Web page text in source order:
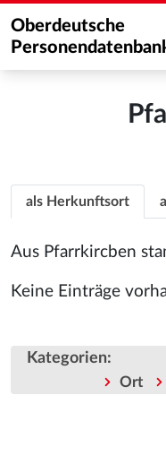
Oberdeutsche
als Herkunftsort
Aus Pfarrkircben
Keine Einträge
Kategorien:
Ort